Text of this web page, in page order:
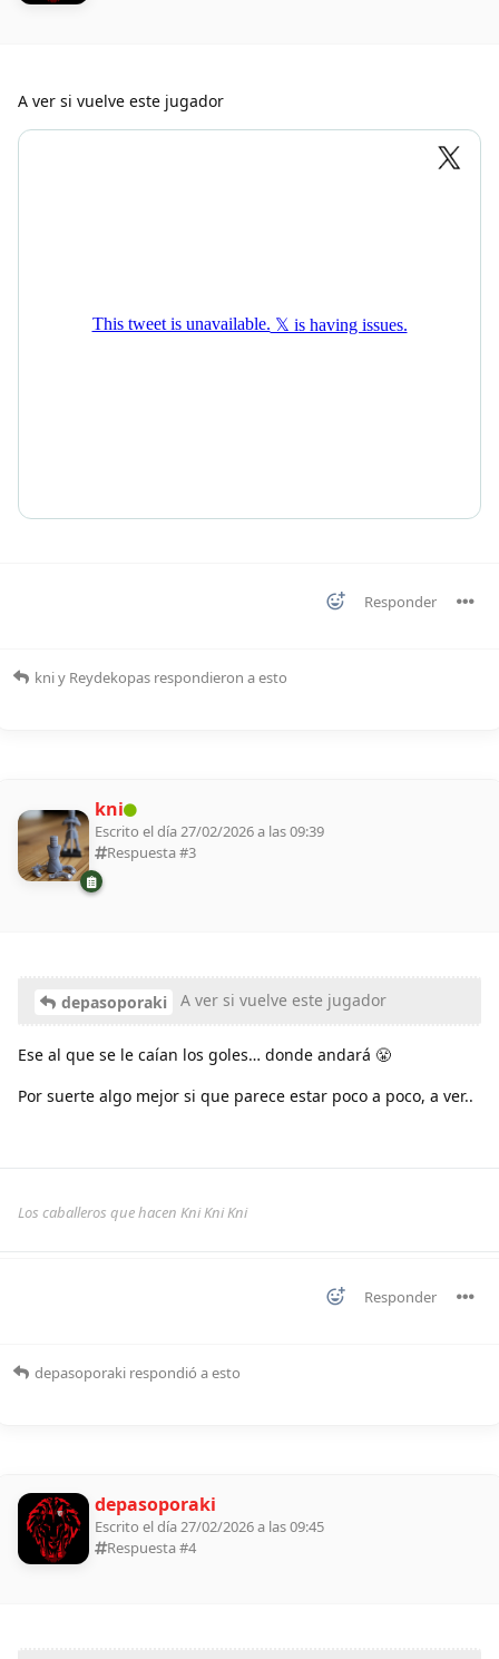
A ver si vuelve este jugador
Responder
kniy Reydekopas respondieron a esto
kni
Escrito el día 27/02/2026 a las 09:39
Respuesta #3
depasoporaki A ver si vuelve este jugador
Ese al que se le caían los goles… donde andará 😤
Por suerte algo mejor si que parece estar poco a poco, a ver..
Los caballeros que hacen Kni Kni Kni
Responder
depasoporaki respondió a esto
depasoporaki
Escrito el día 27/02/2026 a las 09:45
Respuesta #4